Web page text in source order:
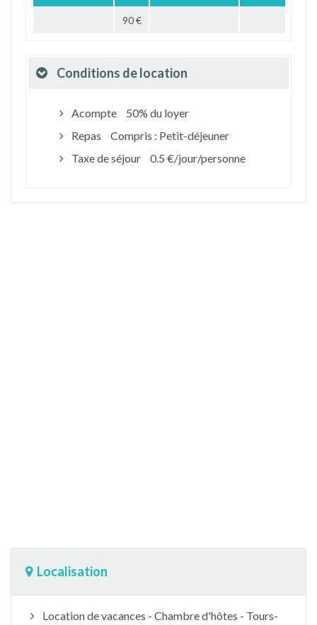
90 €
Conditions de location
Acompte
50% du loyer
Repas
Compris : Petit-déjeuner
Taxe de séjour
0.5 €/jour/personne
Localisation
Location de vacances - Chambre d'hôtes - Tours-